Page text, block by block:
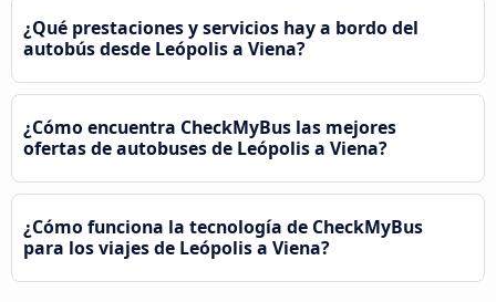
¿Qué prestaciones y servicios hay a bordo del
autobús desde Leópolis a Viena?
¿Cómo encuentra CheckMyBus las mejores
ofertas de autobuses de Leópolis a Viena?
¿Cómo funciona la tecnología de CheckMyBus
para los viajes de Leópolis a Viena?